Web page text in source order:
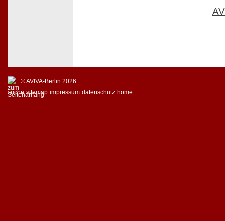
© AVIVA-Berlin 2026
suche sitemap impressum datenschutz home